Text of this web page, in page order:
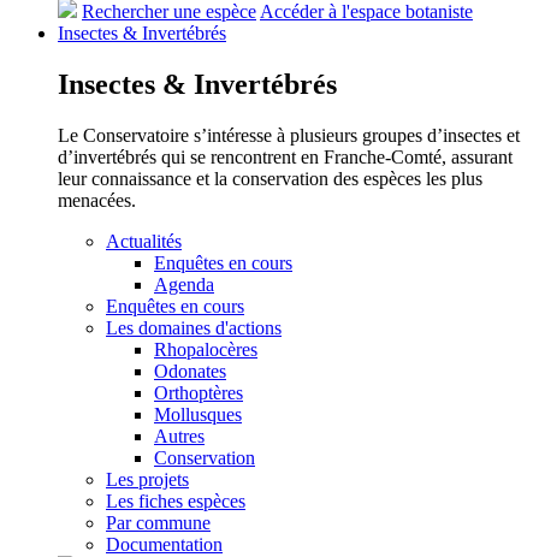
Rechercher une espèceAccéder à l'espace botaniste
Insectes & Invertébrés
Insectes & Invertébrés
Le Conservatoire s’intéresse à plusieurs groupes d’insectes et
d’invertébrés qui se rencontrent en Franche-Comté, assurant
leur connaissance et la conservation des espèces les plus
menacées.
Actualités
Enquêtes en cours
Agenda
Enquêtes en cours
Les domaines d'actions
Rhopalocères
Odonates
Orthoptères
Mollusques
Autres
Conservation
Les projets
Les fiches espèces
Par commune
Documentation